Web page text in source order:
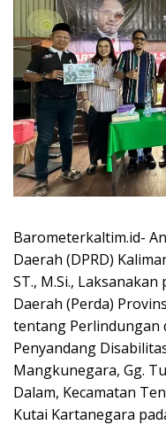
Barometerkaltim.id-
Daerah (DPRD)
ST., M.Si.,
Daerah (Perda)
tentang Perlindungan
Penyandang
Mangkunegara, Gg.
Dalam, Kecamatan
Kutai Kartanegara